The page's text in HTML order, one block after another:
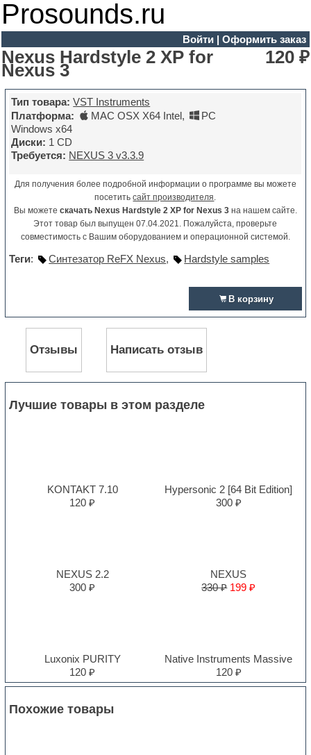
Prosounds.ru
Войти| Оформить заказ
Nexus Hardstyle 2 XP for
Nexus 3
120 ₽
Тип товара: VST Instruments
Платформа:
MAC OSX X64 Intel,
PC
Windows x64
Диски: 1 CD
Требуется: NEXUS 3 v3.3.9
Для получения более подробной информации о программе вы можете
посетитьсайт производителя.
Вы можете скачать Nexus Hardstyle 2 XP for Nexus 3на нашем сайте.
Этот товар был выпущен 07.04.2021. Пожалуйста, проверьте
совместимость с Вашим оборудованием и операционной системой.
Теги: Синтезатор ReFX Nexus, Hardstyle samples
В корзину
Отзывы Написать отзыв
Лучшие товары в этом разделе
KONTAKT 7.10
120 ₽
Hypersonic 2 [64 Bit Edition]
300 ₽
NEXUS 2.2
300 ₽
NEXUS
330 ₽ 199 ₽
Luxonix PURITY
120 ₽
Native Instruments Massive
120 ₽
Похожие товары